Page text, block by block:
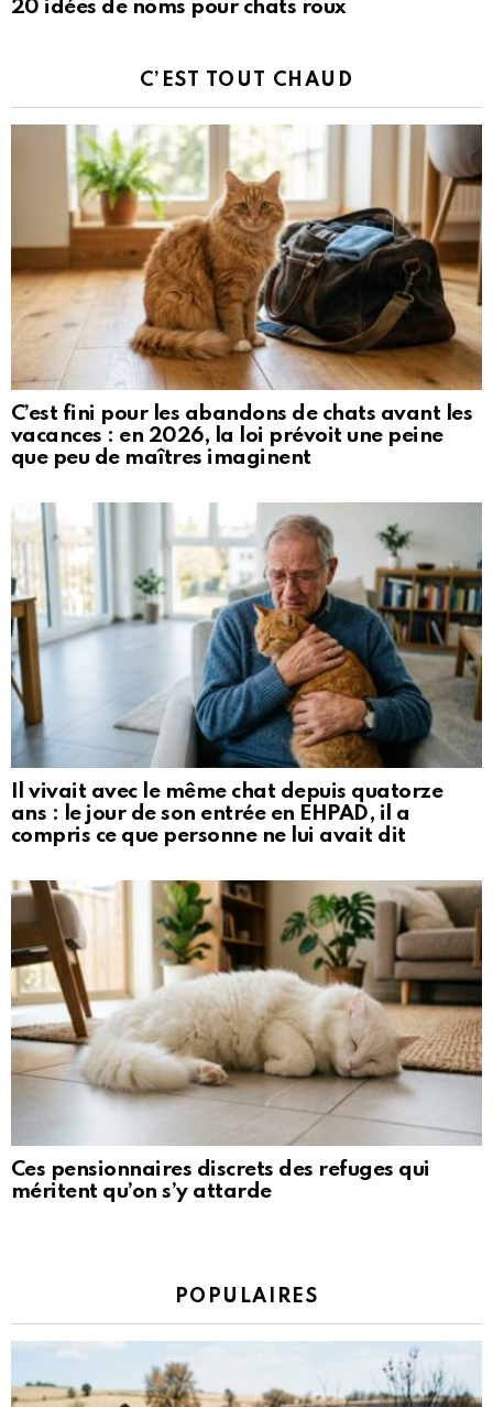
20 idées de noms pour chats roux
C’EST TOUT CHAUD
C’est fini pour les abandons de chats avant les
vacances : en 2026, la loi prévoit une peine
que peu de maîtres imaginent
Il vivait avec le même chat depuis quatorze
ans : le jour de son entrée en EHPAD, il a
compris ce que personne ne lui avait dit
Ces pensionnaires discrets des refuges qui
méritent qu’on s’y attarde
POPULAIRES